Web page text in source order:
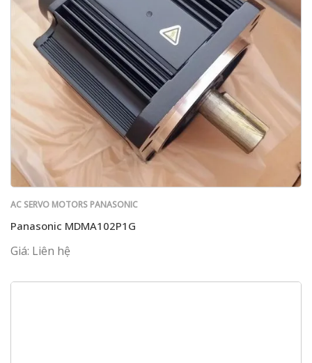
AC SERVO MOTORS PANASONIC
Panasonic MDMA102P1G
Giá: Liên hệ